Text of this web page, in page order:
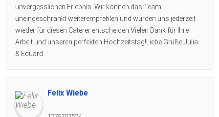
unvergesslichen Erlebnis. Wir können das Team
uneingeschränkt weiterempfehlen und würden uns jederzeit
wieder für diesen Caterer entscheiden.Vielen Dank für Ihre
Arbeit und unseren perfekten Hochzeitstag!Liebe Grüße Julia
& Eduard
Felix Wiebe